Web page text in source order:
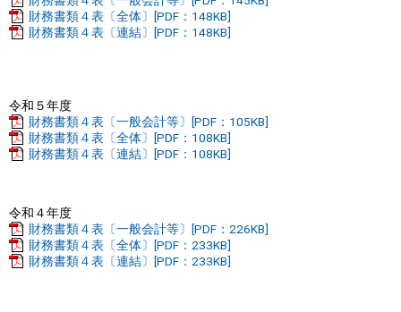
財務書類４表〔全体〕[PDF：148KB]
財務書類４表〔連結〕[PDF：148KB]
令和５年度
財務書類４表〔一般会計等〕[PDF：105KB]
財務書類４表〔全体〕[PDF：108KB]
財務書類４表〔連結〕[PDF：108KB]
令和４年度
財務書類４表〔一般会計等〕[PDF：226KB]
財務書類４表〔全体〕[PDF：233KB]
財務書類４表〔連結〕[PDF：233KB]